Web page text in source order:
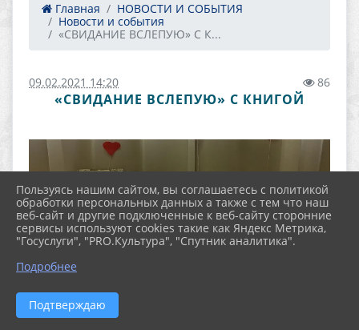
Главная
НОВОСТИ И СОБЫТИЯ
Новости и события
«СВИДАНИЕ ВСЛЕПУЮ» С К...
09.02.2021 14:20 86
«СВИДАНИЕ ВСЛЕПУЮ» С КНИГОЙ
Пользуясь нашим сайтом, вы соглашаетесь с политикой
обработки персональных данных а также с тем что наш
веб-сайт и другие подключенные к веб-сайту сторонние
сервисы используют cookies такие как Яндекс Метрика,
"Госуслуги", "PRO.Культура", "Спутник аналитика".
Подробнее
Подтверждаю